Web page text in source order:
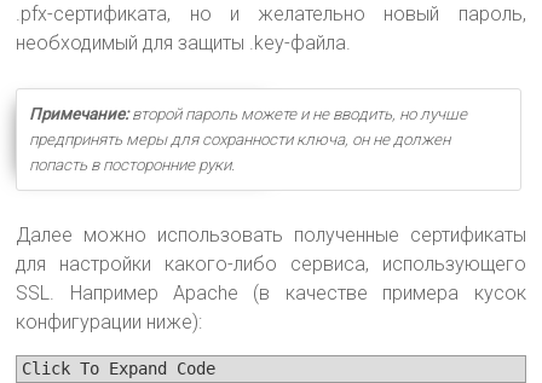
.pfx-сертификата, но и желательно новый пароль,
необходимый для защиты .key-файла.
Примечание:второй пароль можете и не вводить, но лучше
предпринять меры для сохранности ключа, он не должен
попасть в посторонние руки.
Далее можно использовать полученные сертификаты
для настройки какого-либо сервиса, использующего
SSL. Например Apache (в качестве примера кусок
конфигурации ниже):
Click To Expand Code